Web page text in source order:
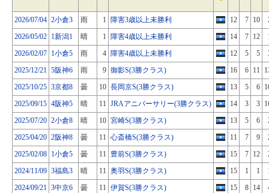
2026/07/04 2小倉3 雨 1 障害3歳以上未勝利 12 7 10
2026/05/02 1新潟1 晴 1 障害4歳以上未勝利 14 7 12
2026/02/07 1小倉5 雨 4 障害4歳以上未勝利 12 5 5
2025/12/21 5阪神6 雨 9 御影S(3勝クラス) 16 6 11
2025/10/25 3京都8 曇 10 長岡京S(3勝クラス) 13 5 6
2025/09/15 4阪神5 晴 11 JRAアニバーサリー(3勝クラス) 14 3 3
2025/07/20 2小倉8 晴 10 宮崎S(3勝クラス) 13 5 6
2025/04/20 2阪神8 曇 11 心斎橋S(3勝クラス) 11 7 9
2025/02/08 1小倉5 曇 11 豊前S(3勝クラス) 15 7 12
2024/11/09 3福島3 晴 11 奥羽S(3勝クラス) 15 1 1
2024/09/21 3中京6 曇 11 伊賀S(3勝クラス) 15 8 14